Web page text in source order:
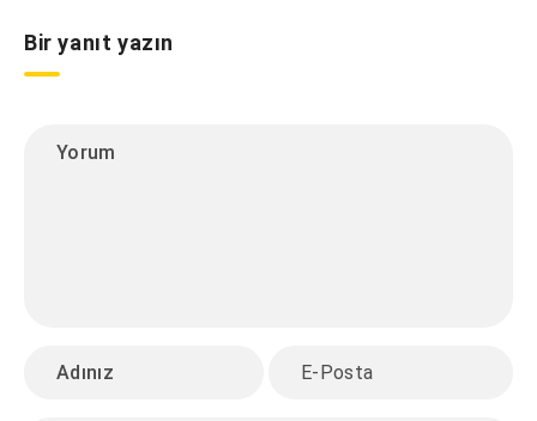
Bir yanıt yazın